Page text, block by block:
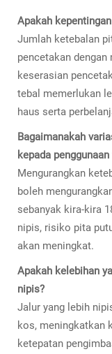
Apakah
Jumlah ketebalan
pencetakan dengan
keserasian
tebal memerlukan
haus serta
Bagaimanakah
kepada
Mengurangkan
boleh
sebanyak kira-kira
nipis, risiko pita
akan meningkat.
Apakah kelebihan
nipis?
Jalur yang lebih
kos, meningkatkan
ketepatan